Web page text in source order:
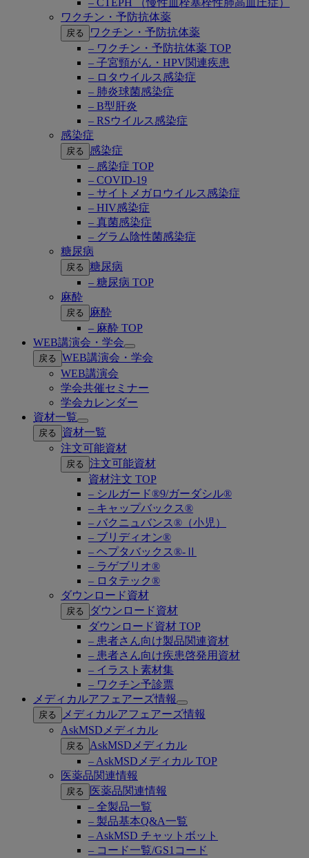
– CTEPH （慢性血栓塞栓性肺高血圧症）
ワクチン・予防抗体薬
戻る
ワクチン・予防抗体薬
– ワクチン・予防抗体薬 TOP
– 子宮頸がん・HPV関連疾患
– ロタウイルス感染症
– 肺炎球菌感染症
– B型肝炎
– RSウイルス感染症
感染症
戻る
感染症
– 感染症 TOP
– COVID-19
– サイトメガロウイルス感染症
– HIV感染症
– 真菌感染症
– グラム陰性菌感染症
糖尿病
戻る 糖尿病
– 糖尿病 TOP
麻酔
戻る
麻酔
– 麻酔 TOP
WEB講演会・学会
Open
submenu
戻る WEB講演会・学会
WEB講演会
学会共催セミナー
学会カレンダー
資材一覧
Open
submenu
戻る
資材一覧
注文可能資材
戻る 注文可能資材
資材注文 TOP
– シルガード®9/ガーダシル®
– キャップバックス®
– バクニュバンス®（小児）
– ブリディオン®
– ヘプタバックス®-Ⅱ
– ラゲブリオ®
– ロタテック®
ダウンロード資材
戻る
ダウンロード資材
ダウンロード資材 TOP
– 患者さん向け製品関連資材
– 患者さん向け疾患啓発用資材
– イラスト素材集
– ワクチン予診票
メディカルアフェアーズ情報
Open
submenu
戻る
メディカルアフェアーズ情報
AskMSDメディカル
戻る
AskMSDメディカル
– AskMSDメディカル TOP
医薬品関連情報
戻る
医薬品関連情報
– 全製品一覧
– 製品基本Q&A一覧
– AskMSD チャットボット
– コード一覧/GS1コード